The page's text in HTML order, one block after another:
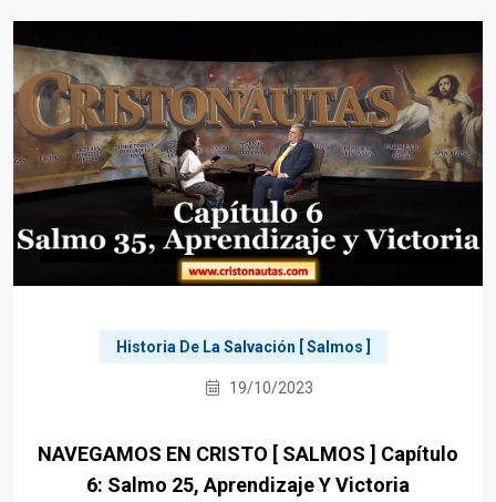
Historia De La Salvación [ Salmos ]
19/10/2023
NAVEGAMOS EN CRISTO [ SALMOS ] Capítulo
6: Salmo 25, Aprendizaje Y Victoria